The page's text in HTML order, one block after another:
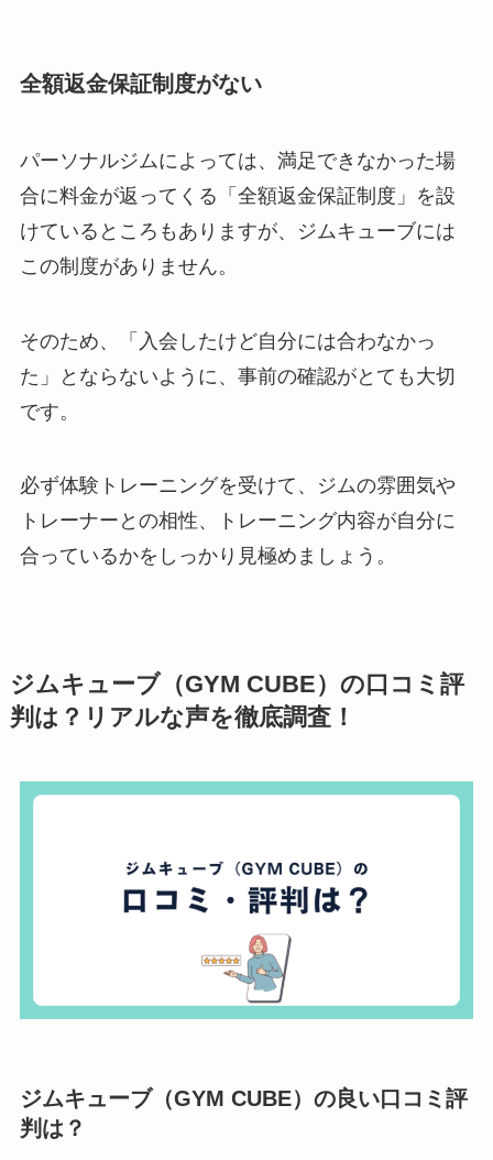
全額返金保証制度がない
パーソナルジムによっては、満足できなかった場
合に料金が返ってくる「全額返金保証制度」を設
けているところもありますが、ジムキューブには
この制度がありません。
そのため、「入会したけど自分には合わなかっ
た」とならないように、事前の確認がとても大切
です。
必ず体験トレーニングを受けて、ジムの雰囲気や
トレーナーとの相性、トレーニング内容が自分に
合っているかをしっかり見極めましょう。
ジムキューブ（GYM CUBE）の口コミ評
判は？リアルな声を徹底調査！
ジムキューブ（GYM CUBE）の良い口コミ評
判は？